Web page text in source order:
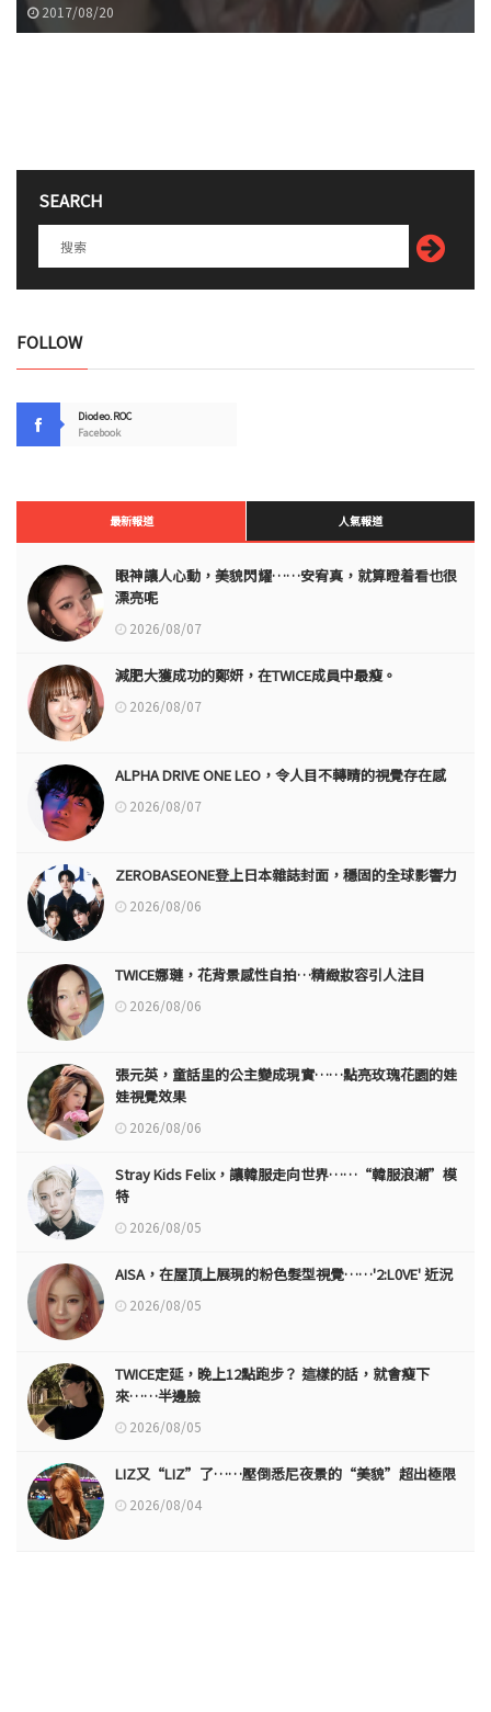
2017/08/20
SEARCH
FOLLOW
Diodeo.ROC
Facebook
最新報道 人氣報道
眼神讓人心動，美貌閃耀……安宥真，就算瞪着看也很
漂亮呢
2026/08/07
減肥大獲成功的鄭妍，在TWICE成員中最瘦。
2026/08/07
ALPHA DRIVE ONE LEO，令人目不轉睛的視覺存在感
2026/08/07
ZEROBASEONE登上日本雜誌封面，穩固的全球影響力
2026/08/06
TWICE娜璉，花背景感性自拍…精緻妝容引人注目
2026/08/06
張元英，童話里的公主變成現實……點亮玫瑰花園的娃
娃視覺效果
2026/08/06
Stray Kids Felix，讓韓服走向世界……“韓服浪潮”模
特
2026/08/05
AISA，在屋頂上展現的粉色髮型視覺……'2:L0VE' 近況
2026/08/05
TWICE定延，晚上12點跑步？ 這樣的話，就會瘦下
來……半邊臉
2026/08/05
LIZ又“LIZ”了……壓倒悉尼夜景的“美貌”超出極限
2026/08/04